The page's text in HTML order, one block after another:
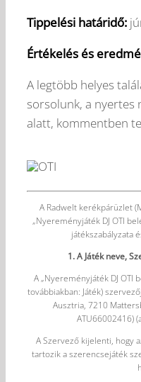
Tippelési határidő:
Értékelés és
A legtöbb helyes
sorsolunk, a nyertes
alatt, kommentben
A Radwelt kerékpárüzlet
„Nyereményjáték DJ OTI
játékszabályzata
1. A Játék neve,
A „Nyereményjáték DJ OTI
továbbiakban: Játék)
Ausztria, 7210
ATU66002416)
A Szervező kijelenti, hogy
tartozik a szerencsejáték